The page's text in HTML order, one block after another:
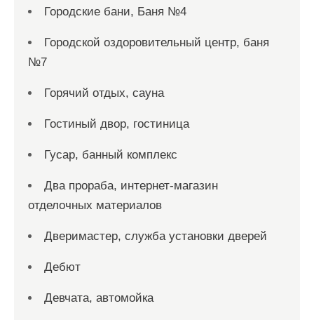
Городские бани, Баня №4
Городской оздоровительный центр, баня
№7
Горячий отдых, сауна
Гостиный двор, гостиница
Гусар, банный комплекс
Два прораба, интернет-магазин
отделочных материалов
Дверимастер, служба установки дверей
Дебют
Девчата, автомойка